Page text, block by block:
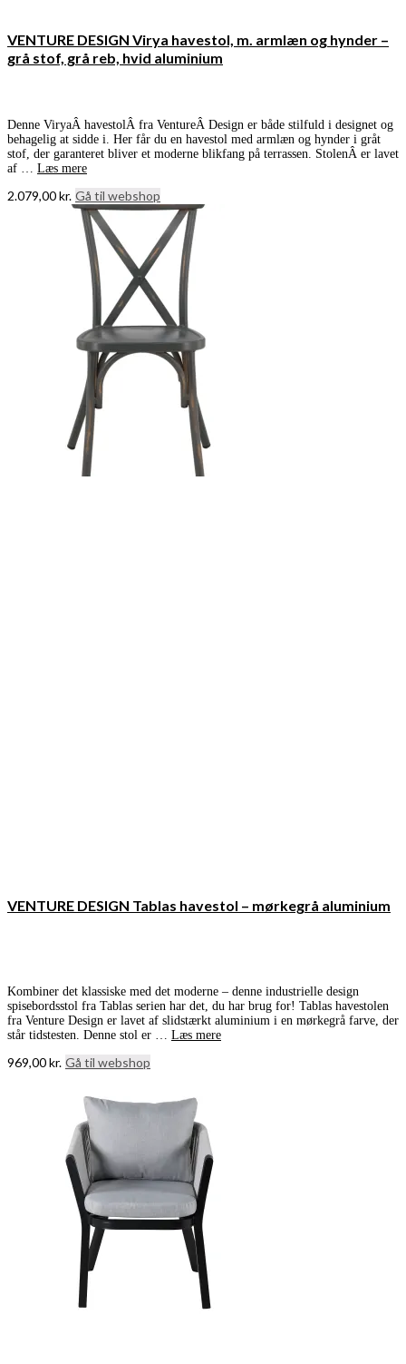
VENTURE DESIGN Virya havestol, m. armlæn og hynder –
grå stof, grå reb, hvid aluminium
Denne ViryaÂ havestolÂ fra VentureÂ Design er både stilfuld i designet og
behagelig at sidde i. Her får du en havestol med armlæn og hynder i gråt
stof, der garanteret bliver et moderne blikfang på terrassen. StolenÂ er lavet
af … Læs mere
2.079,00kr. Gå til webshop
VENTURE DESIGN Tablas havestol – mørkegrå aluminium
Kombiner det klassiske med det moderne – denne industrielle design
spisebordsstol fra Tablas serien har det, du har brug for! Tablas havestolen
fra Venture Design er lavet af slidstærkt aluminium i en mørkegrå farve, der
står tidstesten. Denne stol er … Læs mere
969,00kr. Gå til webshop